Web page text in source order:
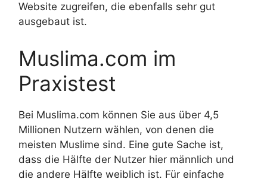
Website zugreifen, die ebenfalls sehr gut
ausgebaut ist.
Muslima.com im
Praxistest
Bei Muslima.com können Sie aus über 4,5
Millionen Nutzern wählen, von denen die
meisten Muslime sind. Eine gute Sache ist,
dass die Hälfte der Nutzer hier männlich und
die andere Hälfte weiblich ist. Für einfache